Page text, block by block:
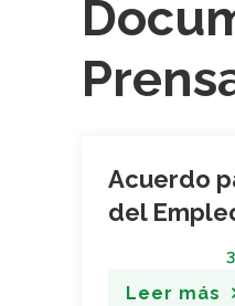
Acuerdo
del
Leer más